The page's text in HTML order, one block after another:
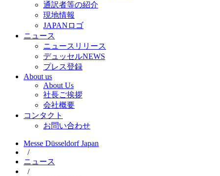
通訳者等の紹介
現地情報
JAPANロゴ
ニュース
ニュースリリース
デュッセルNEWS
プレス登録
About us
About Us
社長ご挨拶
会社概要
コンタクト
お問い合わせ
Messe Düsseldorf Japan
/
ニュース
/